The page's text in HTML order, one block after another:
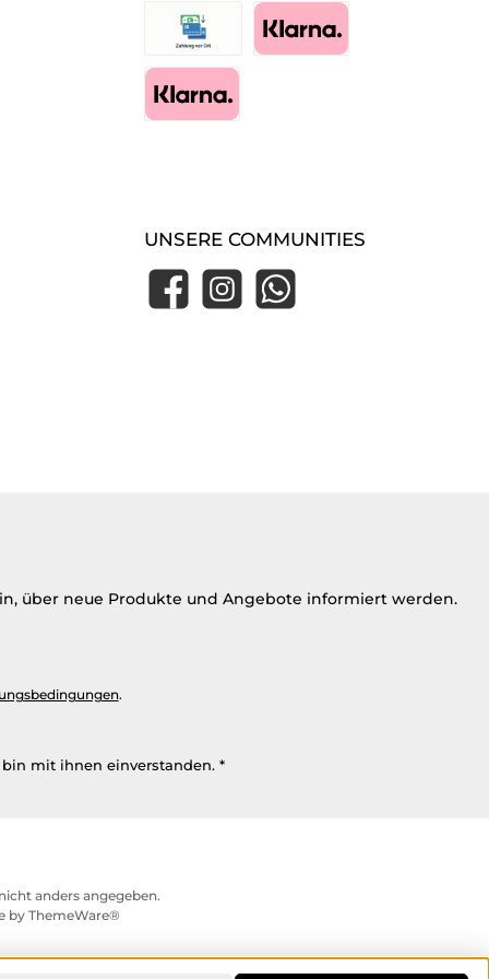
Zahlung im Shop (Essen-Borbeck)
UNSERE COMMUNITIES
FacebookInstagramWhatsApp
über neue Produkte und Angebote informiert werden.
.
mit ihnen einverstanden. *
anders angegeben.
by ThemeWare®